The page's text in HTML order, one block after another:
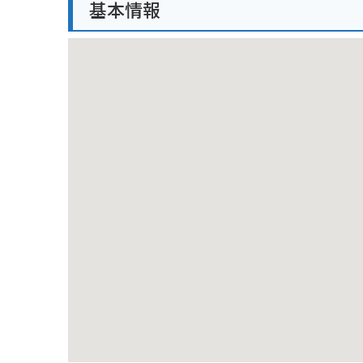
されるほどの絶景が待っています。周辺には、雄大な
基本情報